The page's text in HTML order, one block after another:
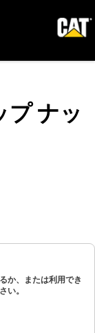
プ ナッ
か、または利用でき
い。